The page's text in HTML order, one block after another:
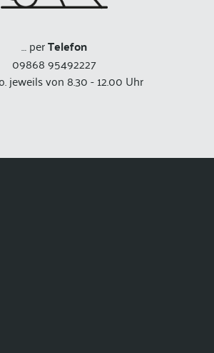
… perTelefon
09868 95492227
jeweils von 8.30 - 12.00 Uhr